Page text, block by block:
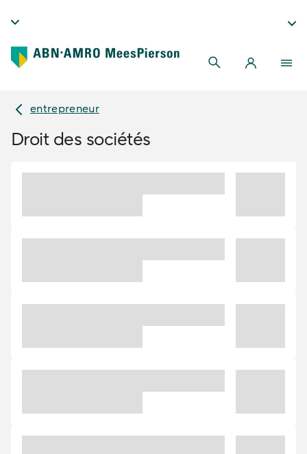
entrepreneur
Droit des sociétés